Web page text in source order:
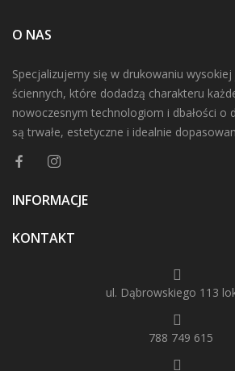
O NAS
Specjalizujemy się w drukowaniu
ściennych, które dodadzą charakteru
nowoczesnym technologiom i dbałości o
są trwałe, estetyczne i idealnie
INFORMACJE
KONTAKT
ul. Dąbrowskiego 113
788 749 615